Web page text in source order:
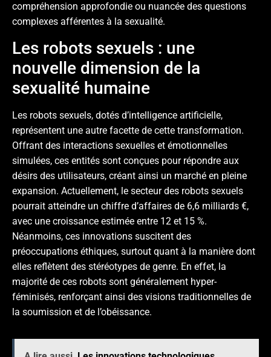
compréhension approfondie ou nuancée des questions
complexes afférentes à la sexualité.
Les robots sexuels : une
nouvelle dimension de la
sexualité humaine
Les robots sexuels, dotés d’intelligence artificielle,
représentent une autre facette de cette transformation.
Offrant des interactions sexuelles et émotionnelles
simulées, ces entités sont conçues pour répondre aux
désirs des utilisateurs, créant ainsi un marché en pleine
expansion. Actuellement, le secteur des robots sexuels
pourrait atteindre un chiffre d’affaires de 6,6 milliards €,
avec une croissance estimée entre 12 et 15 %.
Néanmoins, ces innovations suscitent des
préoccupations éthiques, surtout quant à la manière dont
elles reflètent des stéréotypes de genre. En effet, la
majorité de ces robots sont généralement hyper-
féminisés, renforçant ainsi des visions traditionnelles de
la soumission et de l’obéissance.